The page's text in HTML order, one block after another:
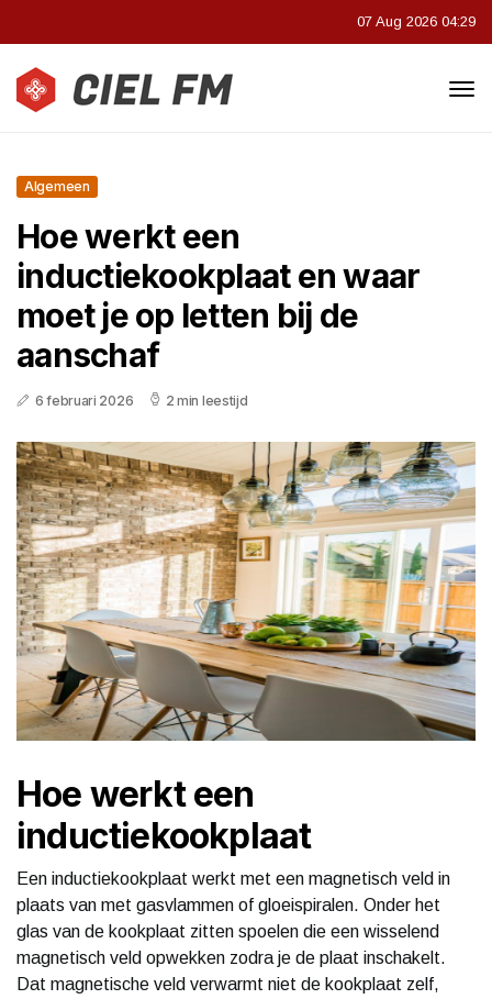
07 Aug 2026 04:29
Algemeen
Hoe werkt een
inductiekookplaat en waar
moet je op letten bij de
aanschaf
6 februari 2026 2 min leestijd
Hoe werkt een
inductiekookplaat
Een inductiekookplaat werkt met een magnetisch veld in
plaats van met gasvlammen of gloeispiralen. Onder het
glas van de kookplaat zitten spoelen die een wisselend
magnetisch veld opwekken zodra je de plaat inschakelt.
Dat magnetische veld verwarmt niet de kookplaat zelf,